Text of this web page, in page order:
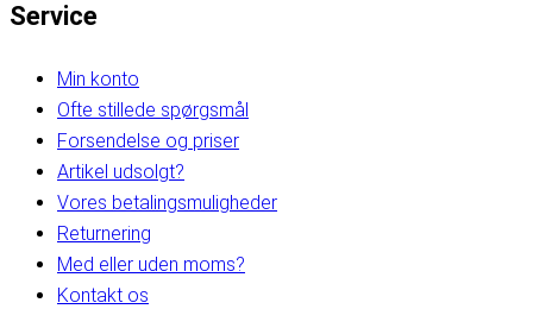
Service
Min konto
Ofte stillede spørgsmål
Forsendelse og priser
Artikel udsolgt?
Vores betalingsmuligheder
Returnering
Med eller uden moms?
Kontakt os